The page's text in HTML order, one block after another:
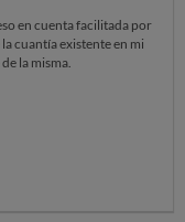
en cuenta facilitada por
cuantía existente en mi
la misma.